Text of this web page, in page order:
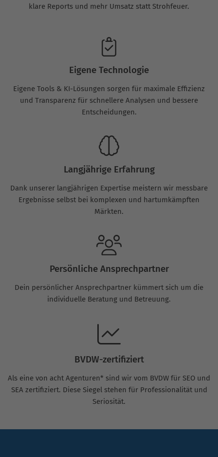
klare Reports und mehr Umsatz statt Strohfeuer.
Eigene Technologie
Eigene Tools & KI-Lösungen sorgen für maximale Effizienz
und Transparenz für schnellere Analysen und bessere
Entscheidungen.
Langjährige Erfahrung
Dank unserer langjährigen Expertise meistern wir messbare
Ergebnisse selbst bei komplexen und hartumkämpften
Märkten.
Persönliche Ansprechpartner
Dein persönlicher Ansprechpartner kümmert sich um die
individuelle Beratung und Betreuung.
BVDW-zertifiziert
Als eine von acht Agenturen* sind wir vom BVDW für SEO und
SEA zertifiziert. Diese Siegel stehen für Professionalität und
Seriosität.